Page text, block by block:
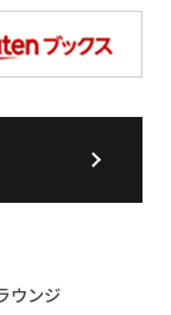
ウンジ